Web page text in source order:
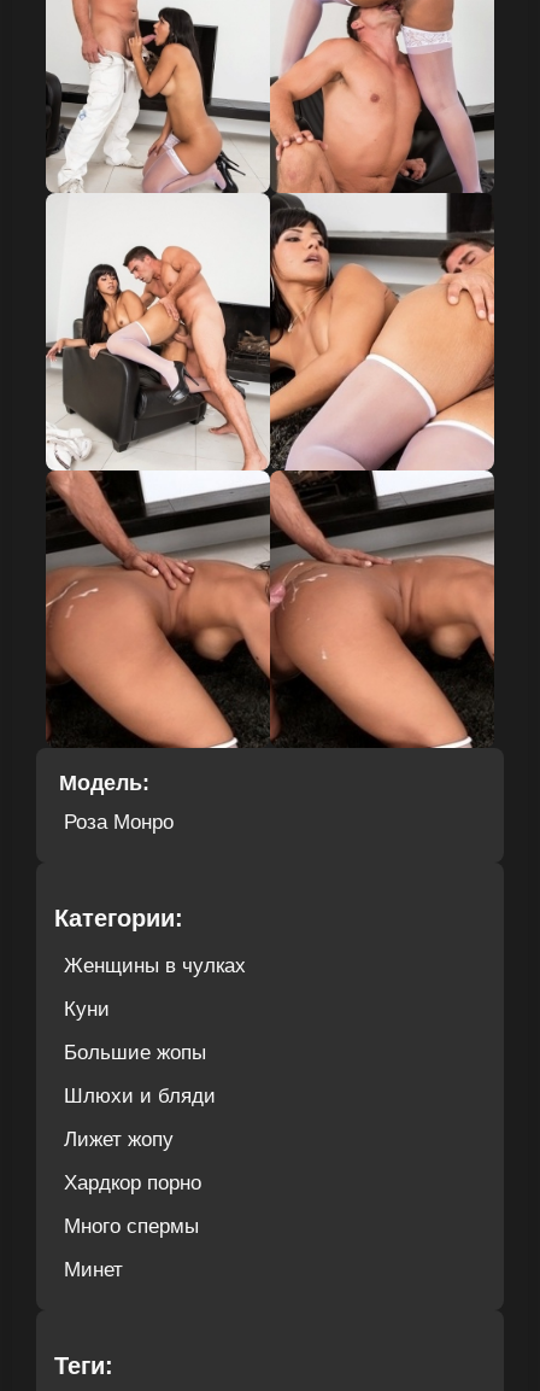
Модель:
Роза Монро
Категории:
Женщины в чулках
Куни
Большие жопы
Шлюхи и бляди
Лижет жопу
Хардкор порно
Много спермы
Минет
Теги: